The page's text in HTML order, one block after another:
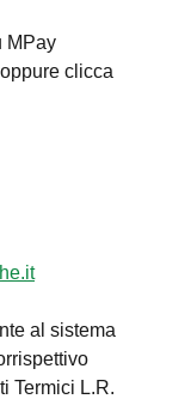
MPay
clicca
al sistema
Termici L.R.